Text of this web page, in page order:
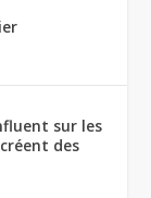
sur les
des